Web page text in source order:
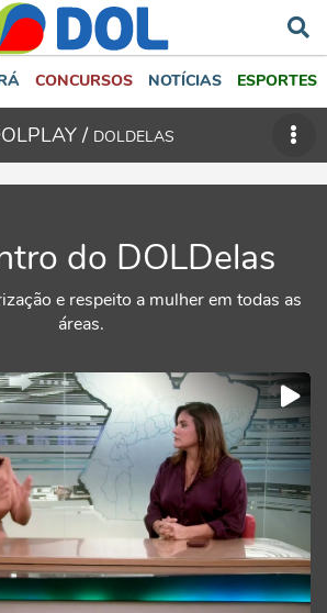
CONCURSOS NOTÍCIAS ESPORTES
/ DOLDELAS
do DOLDelas
e respeito a mulher em todas as
áreas.